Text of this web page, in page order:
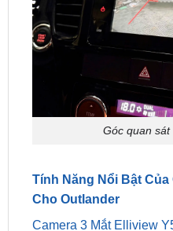
Góc quan sát
Tính Năng Nổi Bật Của
Camera 3 Mắt Elliview
tiên tiến từICAR Việt
riêng cho các dòng SUV